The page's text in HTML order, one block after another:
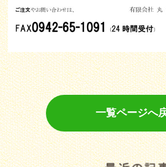
一覧ページへ